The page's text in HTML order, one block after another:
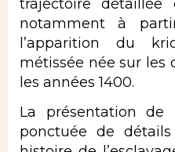
trajectoire
notamment à
l’apparition du
métissée née sur les
les années 1400.
La présentation de
ponctuée de